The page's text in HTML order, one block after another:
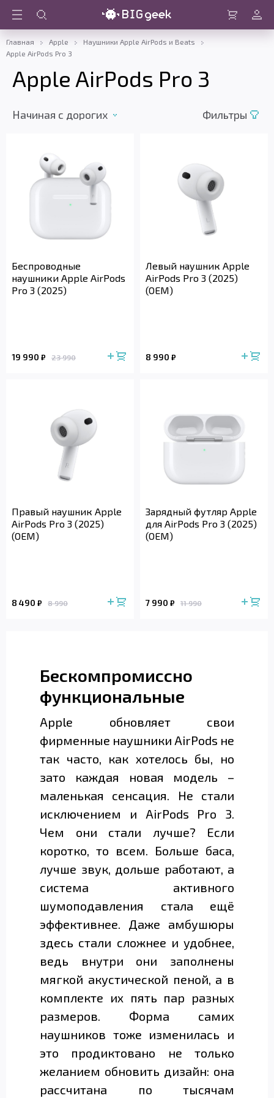
Войти
Главная Apple
Наушники Apple AirPods и Beats
Apple AirPods Pro 3
Apple AirPods Pro 3
Начиная с дорогих Фильтры
Беспроводные
наушники Apple AirPods
Pro 3 (2025)
19 990 ₽ 23 990
Левый наушник Apple
AirPods Pro 3 (2025)
(OEM)
8 990 ₽
Правый наушник Apple
AirPods Pro 3 (2025)
(OEM)
8 490 ₽ 8 990
Зарядный футляр Apple
для AirPods Pro 3 (2025)
(OEM)
7 990 ₽ 11 990
Бескомпромиссно
функциональные
Apple обновляет свои
фирменные наушники AirPods не
так часто, как хотелось бы, но
зато каждая новая модель –
маленькая сенсация. Не стали
исключением и AirPods Pro 3.
Чем они стали лучше? Если
коротко, то всем. Больше баса,
лучше звук, дольше работают, а
система активного
шумоподавления стала ещё
эффективнее. Даже амбушюры
здесь стали сложнее и удобнее,
ведь внутри они заполнены
мягкой акустической пеной, а в
комплекте их пять пар разных
размеров. Форма самих
наушников тоже изменилась и
это продиктовано не только
желанием обновить дизайн: она
рассчитана по тысячам